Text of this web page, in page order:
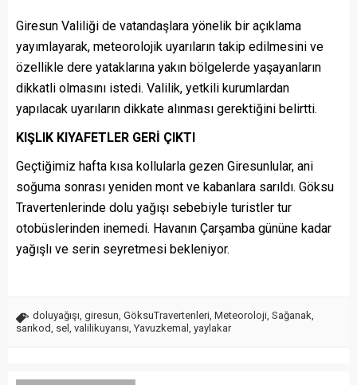
Giresun Valiliği de vatandaşlara yönelik bir açıklama
yayımlayarak, meteorolojik uyarıların takip edilmesini ve
özellikle dere yataklarına yakın bölgelerde yaşayanların
dikkatli olmasını istedi. Valilik, yetkili kurumlardan
yapılacak uyarıların dikkate alınması gerektiğini belirtti.
KIŞLIK KIYAFETLER GERİ ÇIKTI
Geçtiğimiz hafta kısa kollularla gezen Giresunlular, ani
soğuma sonrası yeniden mont ve kabanlara sarıldı. Göksu
Travertenlerinde dolu yağışı sebebiyle turistler tur
otobüslerinden inemedi. Havanın Çarşamba gününe kadar
yağışlı ve serin seyretmesi bekleniyor.
doluyağışı giresun GöksuTravertenleri Meteoroloji Sağanak
sarıkod sel valilikuyarısı Yavuzkemal yaylakar